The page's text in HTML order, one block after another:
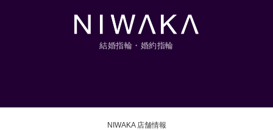
結婚指輪・婚約指輪
NIWAKA 店舗情報